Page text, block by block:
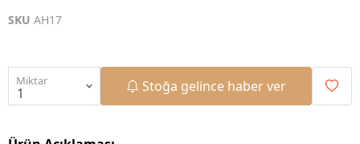
SKU AH17
Miktar Stoğa gelince haber ver